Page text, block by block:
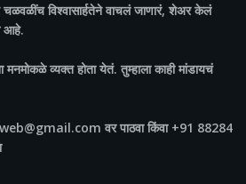
विश्वासार्हतेने वाचलं जाणारं, शेअर केलं
आहे.
मनमोकळे व्यक्त होता येतं. तुम्हाला काही मांडायचं
वर पाठवा किंवा +91 88284